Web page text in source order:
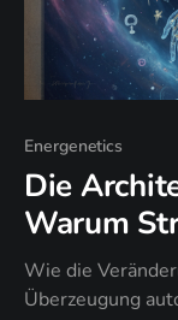
Energenetics
Die
Warum
Wie die
Überzeugung